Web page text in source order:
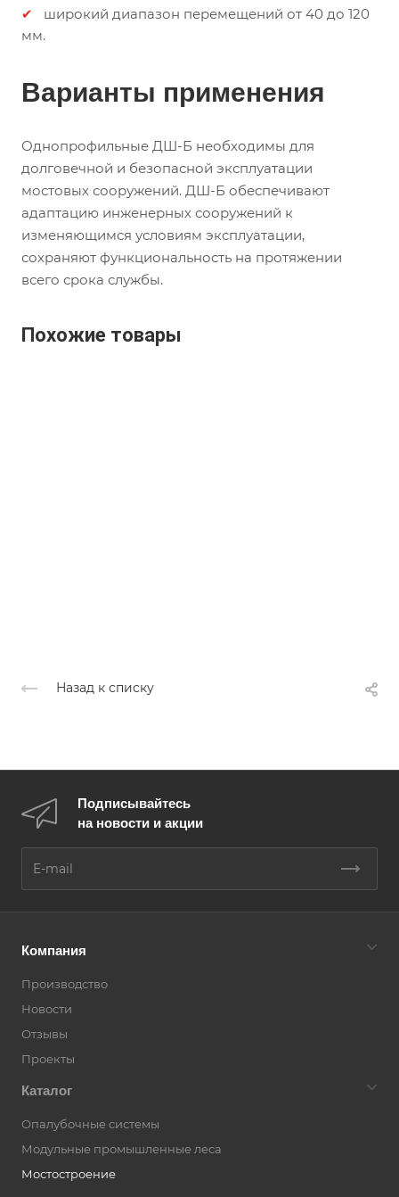
широкий диапазон перемещений от 40 до 120
мм.
Варианты применения
Однопрофильные ДШ-Б необходимы для
долговечной и безопасной эксплуатации
мостовых сооружений. ДШ-Б обеспечивают
адаптацию инженерных сооружений к
изменяющимся условиям эксплуатации,
сохраняют функциональность на протяжении
всего срока службы.
Похожие товары
Назад к списку
Подписывайтесь
на новости и акции
Компания
Производство
Новости
Отзывы
Проекты
Каталог
Опалубочные системы
Модульные промышленные леса
Мостостроение